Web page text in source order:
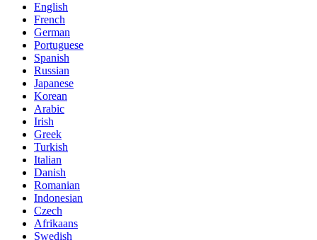
English
French
German
Portuguese
Spanish
Russian
Japanese
Korean
Arabic
Irish
Greek
Turkish
Italian
Danish
Romanian
Indonesian
Czech
Afrikaans
Swedish